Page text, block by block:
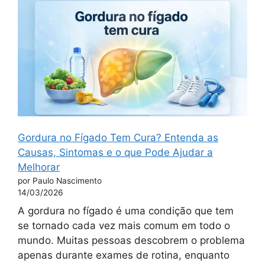
Gordura no Fígado Tem Cura? Entenda as
Causas, Sintomas e o que Pode Ajudar a
Melhorar
por Paulo Nascimento
14/03/2026
A gordura no fígado é uma condição que tem
se tornado cada vez mais comum em todo o
mundo. Muitas pessoas descobrem o problema
apenas durante exames de rotina, enquanto